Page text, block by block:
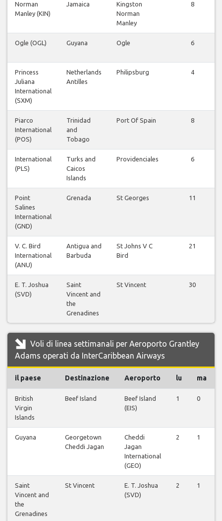
Norman
Manley (KIN)
Jamaica
Kingston
Norman
Manley
8
Ogle (OGL) Guyana Ogle 6
Princess
Juliana
International
(SXM)
Netherlands
Antilles
Philipsburg 4
Piarco
International
(POS)
Trinidad
and
Tobago
Port Of Spain 8
International
(PLS)
Turks and
Caicos
Islands
Providenciales 6
Point
Salines
International
(GND)
Grenada St Georges 11
V. C. Bird
International
(ANU)
Antigua and
Barbuda
St Johns V C
Bird
21
E. T. Joshua
(SVD)
Saint
Vincent and
the
Grenadines
St Vincent 30
Voli di linea settimanali per Aeroporto Grantley
Adams operati da InterCaribbean Airways
il paese Destinazione Aeroporto lu ma
British
Virgin
Islands
Beef Island
Beef Island
(EIS)
1 0
Guyana
Georgetown
Cheddi Jagan
Cheddi
Jagan
International
(GEO)
2 1
Saint
Vincent and
the
Grenadines
St Vincent
E. T. Joshua
(SVD)
2 1